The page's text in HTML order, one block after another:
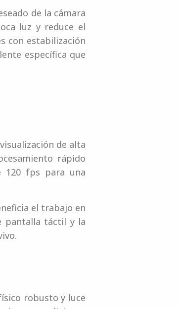
de la cámara
luz y reduce el
con estabilización
específica que
de alta
rápido
120 fps para una
el trabajo en
pantalla táctil y la
robusto y luce